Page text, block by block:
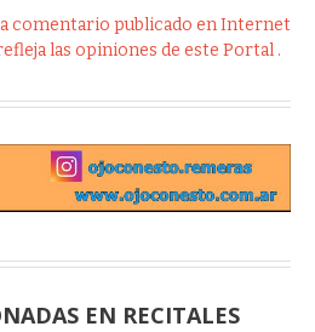
comentario publicado en Internet
las opiniones de este Portal .
EN RECITALES